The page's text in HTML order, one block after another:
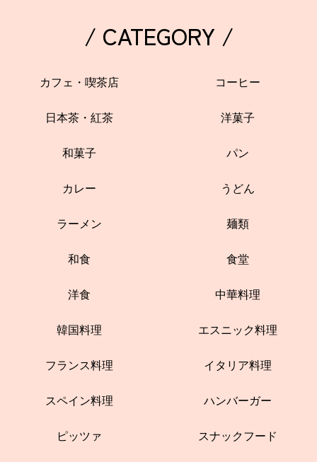
/ CATEGORY /
カフェ・喫茶店 コーヒー
日本茶・紅茶 洋菓子
和菓子 パン
カレー うどん
ラーメン 麺類
和食 食堂
洋食 中華料理
韓国料理 エスニック料理
フランス料理 イタリア料理
スペイン料理 ハンバーガー
ピッツァ スナックフード